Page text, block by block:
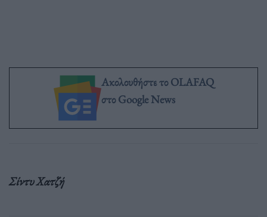
Ακολουθήστε το OLAFAQ
στο Google News
Σίντυ Χατζή